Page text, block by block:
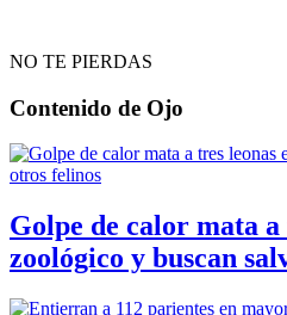
NO TE PIERDAS
Contenido de Ojo
Golpe de calor mata a
zoológico y buscan